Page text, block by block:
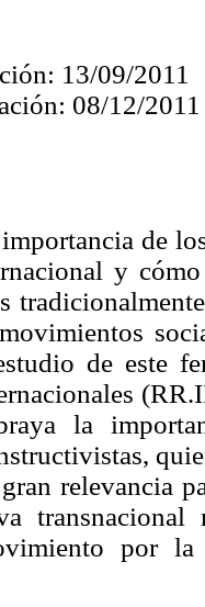
13/09/2011
08/12/2011
de
y cómo
de este
la
relevancia
por